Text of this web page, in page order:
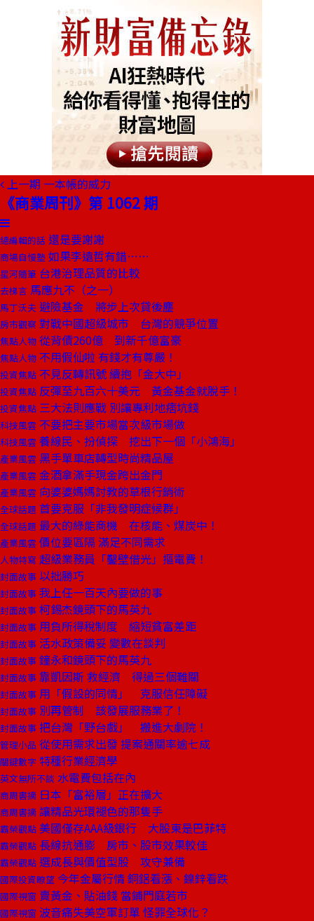
上一期 一本帳的威力
《商業周刊》第 1062 期
總編輯的話 還是要謝謝
商場自慢塾 如果李遠哲有錯……
星河隨筆 台港治理品質的比較
去梯言 馬應九不（之一）
馬丁沃夫 避險基金 將步上次貸後塵
房市觀察 對戰中國超級城市 台灣的競爭位置
焦點人物 從背債260億 到新千億富豪
焦點人物 不用假仙啦 有錢才有尊嚴！
投資焦點 不見反轉訊號 續抱「金大中」
投資焦點 反彈至九百六十美元 黃金基金就脫手！
投資焦點 三大法則應戰 別讓專利地痞坑錢
科技風雲 不要把主要市場當次級市場做
科技風雲 養線民、扮偵探 挖出下一個「小鴻海」
產業風雲 黑手單車店轉型時尚精品屋
產業風雲 金酒拿滿手現金跨出金門
產業風雲 向婆婆媽媽討教的草根行銷術
全球話題 首要克服「非我發明症候群」
全球話題 最大的綠能商機 在核能、煤炭中！
產業風雲 價位要區隔 滿足不同需求
人物特寫 超級業務員「鑿壁借光」摳電費！
封面故事 以拙勝巧
封面故事 我上任一百天內要做的事
封面故事 柯錫杰鏡頭下的馬英九
封面故事 用負所得稅制度 縮短貧富差距
封面故事 活水政策備妥 變數在談判
封面故事 鐘永和鏡頭下的馬英九
封面故事 靠凱因斯 救經濟 得過三個難關
封面故事 用「假設的同情」 克服信任障礙
封面故事 別再管制 該發展服務業了！
封面故事 把台灣「野台戲」 搬進大劇院！
管理小品 從使用需求出發 提案通關率逾七成
關鍵數字 特種行業經濟學
英文無所不談 水電費包括在內
商周書摘 日本「富裕層」正在擴大
商周書摘 讓精品光環褪色的那隻手
霸榮觀點 美國僅存AAA級銀行 大股東是巴菲特
霸榮觀點 長線抗通膨 房市、股市效果較佳
霸榮觀點 選成長與價值型股 攻守兼備
國際投資瞭望 今年金屬行情 銅鋁看漲、鎳鋅看跌
國際視窗 賣黃金、貼油錢 當鋪門庭若市
國際視窗 波音痛失美空軍訂單 怪罪全球化？